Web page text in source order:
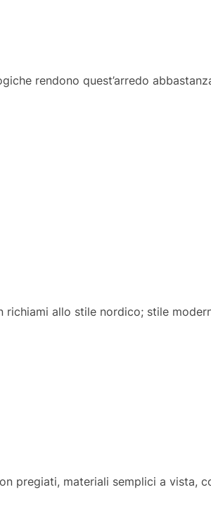
rendono quest’arredo
richiami allo stile nordico; stile
pregiati, materiali semplici a vista,